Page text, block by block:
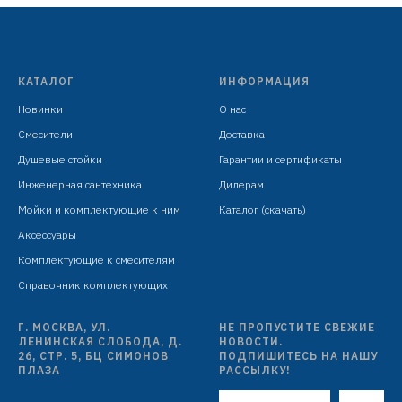
КАТАЛОГ
Новинки
Смесители
Душевые стойки
Инженерная сантехника
Мойки и комплектующие к ним
Аксессуары
Комплектующие к смесителям
Справочник комплектующих
ИНФОРМАЦИЯ
О нас
Доставка
Гарантии и сертификаты
Дилерам
Каталог (скачать)
Г. МОСКВА, УЛ.
ЛЕНИНСКАЯ СЛОБОДА, Д.
26, СТР. 5, БЦ СИМОНОВ
ПЛАЗА
НЕ ПРОПУСТИТЕ СВЕЖИЕ
НОВОСТИ.
ПОДПИШИТЕСЬ НА НАШУ
РАССЫЛКУ!